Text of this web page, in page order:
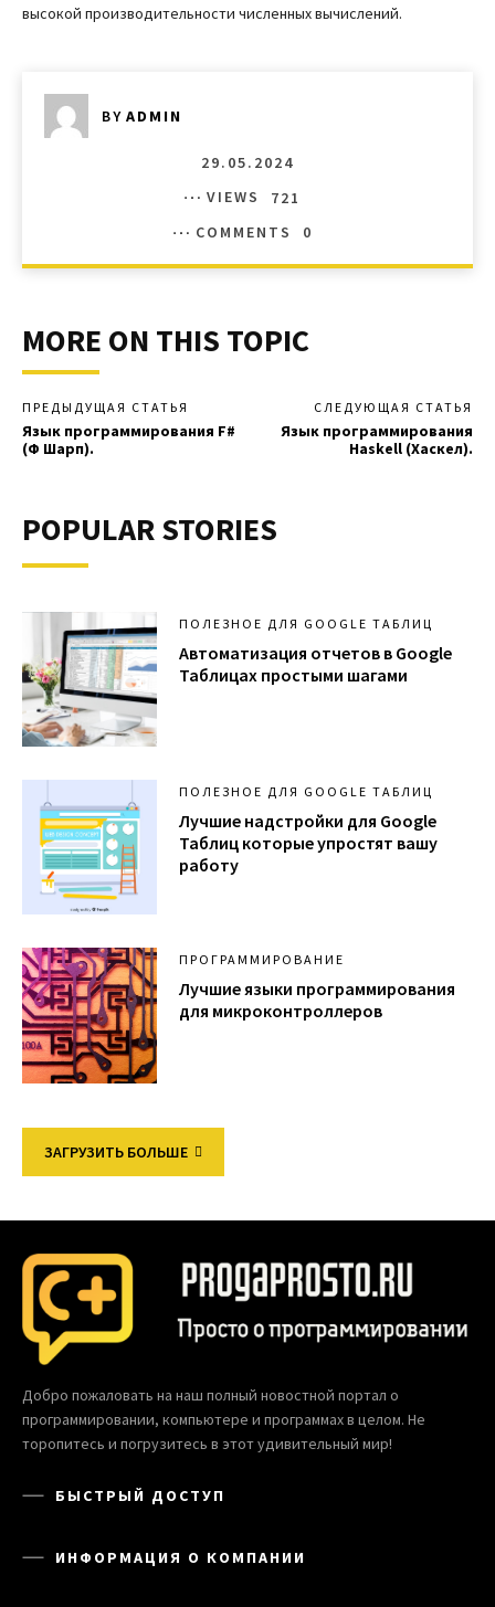
высокой производительности численных вычислений.
BY ADMIN
29.05.2024
VIEWS
721
COMMENTS
0
MORE ON THIS TOPIC
ПРЕДЫДУЩАЯ СТАТЬЯ
Язык программирования F#
(Ф Шарп).
СЛЕДУЮЩАЯ СТАТЬЯ
Язык программирования
Haskell (Хаскел).
POPULAR STORIES
ПОЛЕЗНОЕ ДЛЯ GOOGLE ТАБЛИЦ
Автоматизация отчетов в Google
Таблицах простыми шагами
ПОЛЕЗНОЕ ДЛЯ GOOGLE ТАБЛИЦ
Лучшие надстройки для Google
Таблиц которые упростят вашу
работу
ПРОГРАММИРОВАНИЕ
Лучшие языки программирования
для микроконтроллеров
ЗАГРУЗИТЬ БОЛЬШЕ
Добро пожаловать на наш полный новостной портал о
программировании, компьютере и программах в целом. Не
торопитесь и погрузитесь в этот удивительный мир!
БЫСТРЫЙ ДОСТУП
ИНФОРМАЦИЯ О КОМПАНИИ